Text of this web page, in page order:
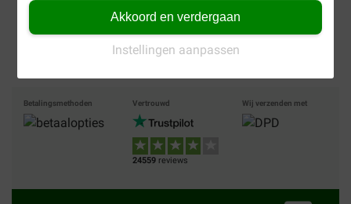
Akkoord en verdergaan
Instellingen aanpassen
Gratis bezorging vanaf €
Betalingsmethoden Vertrouwd
24559 reviews
Wij verzenden met